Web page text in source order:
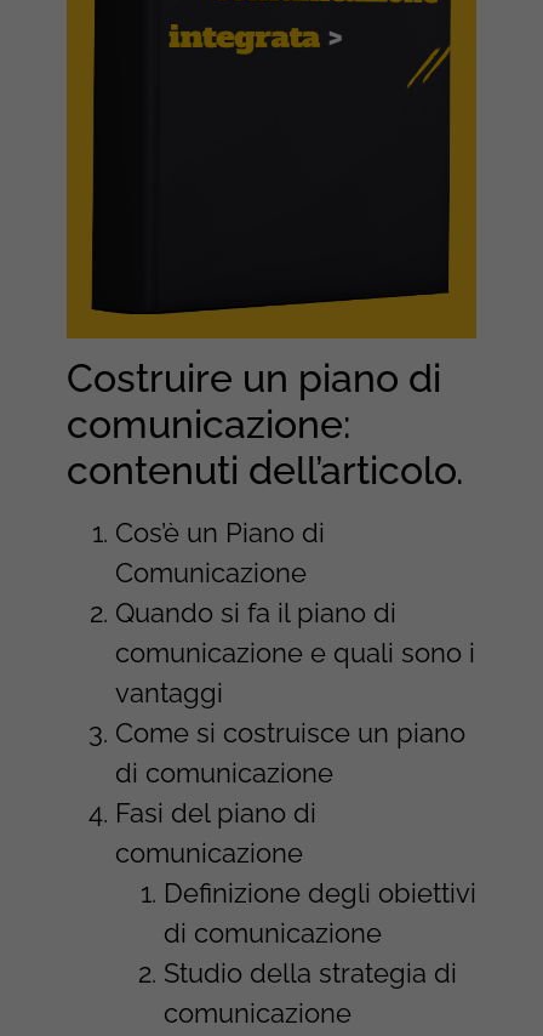
Costruire un piano di
comunicazione:
contenuti dell’articolo.
Cos’è un Piano di
Comunicazione
Quando si fa il piano di
comunicazione e quali sono i
vantaggi
Come si costruisce un piano
di comunicazione
Fasi del piano di
comunicazione
Definizione degli obiettivi
di comunicazione
Studio della strategia di
comunicazione